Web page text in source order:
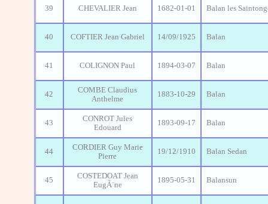
39 CHEVALIER Jean 1682-01-01 Balan les
40 COFTIER Jean Gabriel 14/09/1925 Balan
41 COLIGNON Paul 1894-03-07 Balan
42
COMBE Claudius
Anthelme
1883-10-29 Balan
43
CONROT Jules
Edouard
1893-09-17 Balan
44
CORDIER Guy Marie
Pierre
19/12/1910 Balan Sedan
45
COSTEDOAT Jean
EugÃ¨ne
1895-05-31 Balansun